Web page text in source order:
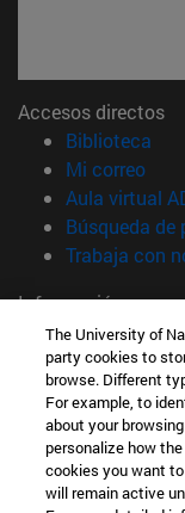
Accesos directos
Biblioteca
Mi correo
Aula virtual
Búsqueda de
Trabaja con
Información
TFNO +34 948 42
¿QUÉ GRADO TE
¿QUÉ MÁSTER TE
© Universidad de
Información
Accesibilidad
The University of
party cookies to
browse. Different
For example, to
about your
personalize how
cookies you want
will remain active